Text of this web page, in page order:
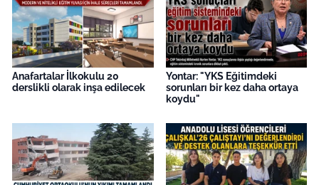
Anafartalar İlkokulu 20
derslikli olarak inşa edilecek
Yontar: "YKS Eğitimdeki
sorunları bir kez daha ortaya
koydu"